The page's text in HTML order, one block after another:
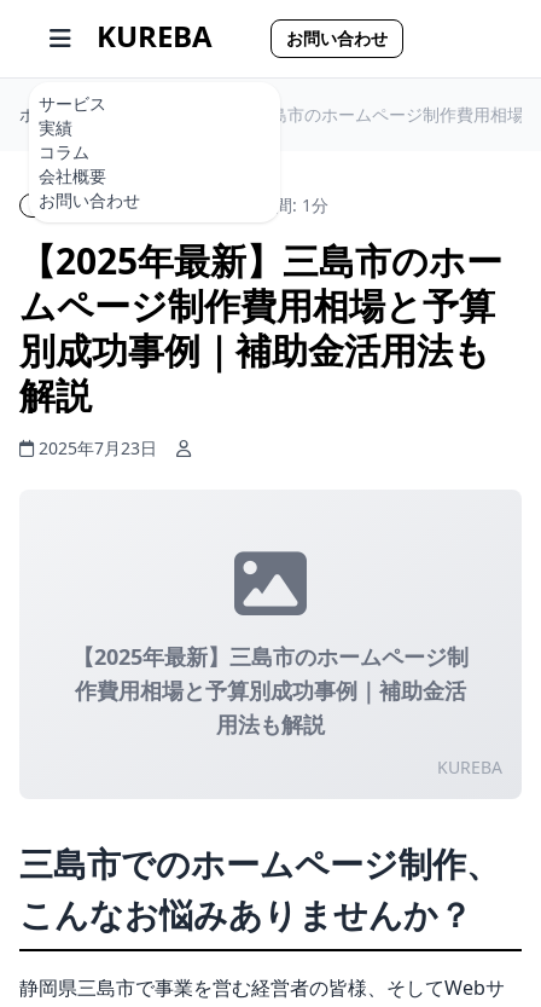
サービス
実績
コラム
会社概要
お問い合わせ
KUREBA お問い合わせ
ホーム 【2025年最新】三島市のホームページ制作費用相場
ホームページ制作 読了時間: 1分
【2025年最新】三島市のホー
ムページ制作費用相場と予算
別成功事例｜補助金活用法も
解説
2025年7月23日
【2025年最新】三島市のホームページ制
作費用相場と予算別成功事例｜補助金活
用法も解説
KUREBA
三島市でのホームページ制作、
こんなお悩みありませんか？
静岡県三島市で事業を営む経営者の皆様、そしてWebサ